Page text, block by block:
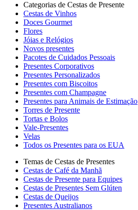
Categorias de Cestas de Presente
Cestas de Vinhos
Doces Gourmet
Flores
Jóias e Relógios
Novos presentes
Pacotes de Cuidados Pessoais
Presentes Corporativos
Presentes Personalizados
Presentes com Biscoitos
Presentes com Champagne
Presentes para Animais de Estimação
Torres de Presente
Tortas e Bolos
Vale-Presentes
Velas
Todos os Presentes para os EUA
Temas de Cestas de Presentes
Cestas de Café da Manhã
Cestas de Presente para Equipes
Cestas de Presentes Sem Glúten
Cestas de Queijos
Presentes Australianos